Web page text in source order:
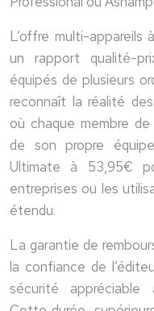
L’offre multi-
un rapport qualité-
équipés de plusieurs
reconnaît la réalité
où chaque membre
de son propre
Ultimate à 53,95€
entreprises ou les
étendu.
La garantie de
la confiance de
sécurité appréciable